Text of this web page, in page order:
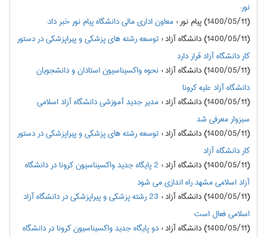
نور:
(1400/05/11) پیام نور
:معاون اداری مالی دانشگاه پیام نور خبر داد:
(1400/05/11) دانشگاه آزاد
:توسعه رشته های پزشکی و پیراپزشکی در دستور
کار دانشگاه آزاد قرار دارد
(1400/05/11) دانشگاه آزاد
:نحوه واکسیناسیون استادان و دانشجویان
دانشگاه آزاد علیه کرونا
(1400/05/11) دانشگاه آزاد
:مدیر جدید آموزشی دانشگاه آزاد اسلامی
سبزوار معرفی شد
(1400/05/11) دانشگاه آزاد
:توسعه رشته های پزشکی و پیراپزشکی در دستور
کار دانشگاه آزاد
(1400/05/11) دانشگاه آزاد
:
2 پایگاه جدید واکسیناسیون کرونا در دانشگاه
آزاد اسلامی مشهد راه اندازی می شود
(1400/05/11) دانشگاه آزاد
:
23 رشته پزشکی و پیراپزشکی در دانشگاه آزاد
اسلامی فعال است
(1400/05/11) دانشگاه آزاد
:دو پایگاه جدید واکسیناسیون کرونا در دانشگاه